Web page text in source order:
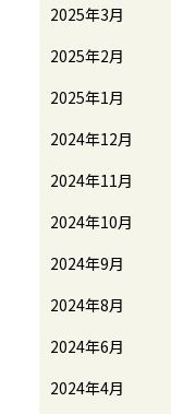
2025年3月
2025年2月
2025年1月
2024年12月
2024年11月
2024年10月
2024年9月
2024年8月
2024年6月
2024年4月